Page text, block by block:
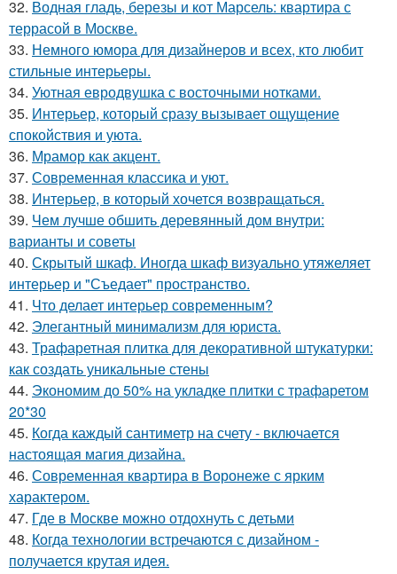
32. Водная гладь, березы и кот Марсель: квартира с
террасой в Москве.
33. Немного юмора для дизайнеров и всех, кто любит
стильные интерьеры.
34. Уютная евродвушка с восточными нотками.
35. Интерьер, который сразу вызывает ощущение
спокойствия и уюта.
36. Мрамор как акцент.
37. Современная классика и уют.
38. Интерьер, в который хочется возвращаться.
39. Чем лучше обшить деревянный дом внутри:
варианты и советы
40. Скрытый шкаф. Иногда шкаф визуально утяжеляет
интерьер и "Съедает" пространство.
41. Что делает интерьер современным?
42. Элегантный минимализм для юриста.
43. Трафаретная плитка для декоративной штукатурки:
как создать уникальные стены
44. Экономим до 50% на укладке плитки с трафаретом
20*30
45. Когда каждый сантиметр на счету - включается
настоящая магия дизайна.
46. Современная квартира в Воронеже с ярким
характером.
47. Где в Москве можно отдохнуть с детьми
48. Когда технологии встречаются с дизайном -
получается крутая идея.